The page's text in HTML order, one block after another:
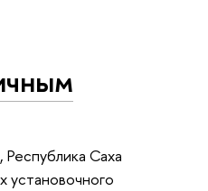
Саха
установочного